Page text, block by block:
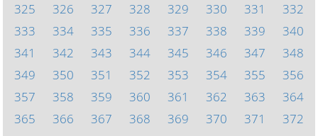
325
326 327 328 329 330 331
332
333
334 335 336 337 338 339
340
341
342 343 344 345 346 347
348
349
350 351 352 353 354 355
356
357
358 359 360 361 362 363
364
365
366 367 368 369 370 371
372